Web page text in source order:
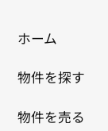
ホーム
物件を探す
物件を売る